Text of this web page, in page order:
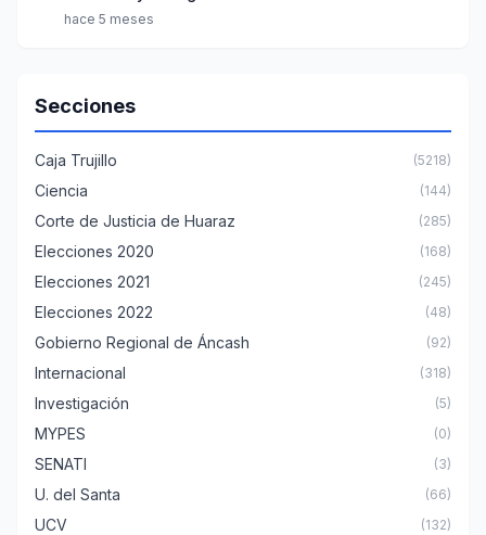
hace 5 meses
Secciones
Caja Trujillo (5218)
Ciencia (144)
Corte de Justicia de Huaraz (285)
Elecciones 2020 (168)
Elecciones 2021 (245)
Elecciones 2022 (48)
Gobierno Regional de Áncash (92)
Internacional (318)
Investigación (5)
MYPES (0)
SENATI (3)
U. del Santa (66)
UCV (132)